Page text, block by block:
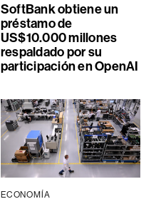
SoftBank obtiene un
préstamo de
US$10.000 millones
respaldado por su
participación en OpenAI
ECONOMÍA